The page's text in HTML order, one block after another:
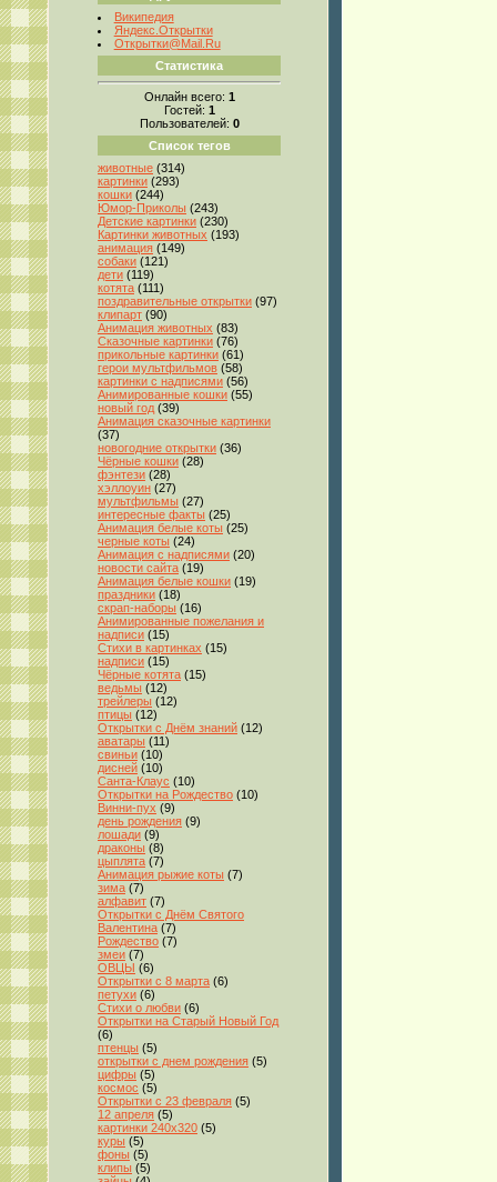
Википедия
Яндекс.Открытки
Открытки@Mail.Ru
Статистика
Онлайн всего: 1
Гостей: 1
Пользователей: 0
Список тегов
животные (314)
картинки (293)
кошки (244)
Юмор-Приколы (243)
Детские картинки (230)
Картинки животных (193)
анимация (149)
собаки (121)
дети (119)
котята (111)
поздравительные открытки (97)
клипарт (90)
Анимация животных (83)
Сказочные картинки (76)
прикольные картинки (61)
герои мультфильмов (58)
картинки с надписями (56)
Анимированные кошки (55)
новый год (39)
Анимация сказочные картинки
(37)
новогодние открытки (36)
Чёрные кошки (28)
фэнтези (28)
хэллоуин (27)
мультфильмы (27)
интересные факты (25)
Анимация белые коты (25)
черные коты (24)
Анимация с надписями (20)
новости сайта (19)
Анимация белые кошки (19)
праздники (18)
скрап-наборы (16)
Анимированные пожелания и
надписи (15)
Стихи в картинках (15)
надписи (15)
Чёрные котята (15)
ведьмы (12)
трейлеры (12)
птицы (12)
Открытки с Днём знаний (12)
аватары (11)
свиньи (10)
дисней (10)
Санта-Клаус (10)
Открытки на Рождество (10)
Винни-пух (9)
день рождения (9)
лошади (9)
драконы (8)
цыплята (7)
Анимация рыжие коты (7)
зима (7)
алфавит (7)
Открытки с Днём Святого
Валентина (7)
Рождество (7)
змеи (7)
ОВЦЫ (6)
Открытки с 8 марта (6)
петухи (6)
Стихи о любви (6)
Открытки на Старый Новый Год
(6)
птенцы (5)
открытки с днем рождения (5)
цифры (5)
космос (5)
Открытки с 23 февраля (5)
12 апреля (5)
картинки 240x320 (5)
куры (5)
фоны (5)
клипы (5)